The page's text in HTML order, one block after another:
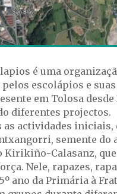
é uma
escolápios e
em Tolosa desde
diferentes projectos.
as actividades iniciais,
semente do
Kirikiño-Calasanz,
Nele, rapazes,
ano da Primária à